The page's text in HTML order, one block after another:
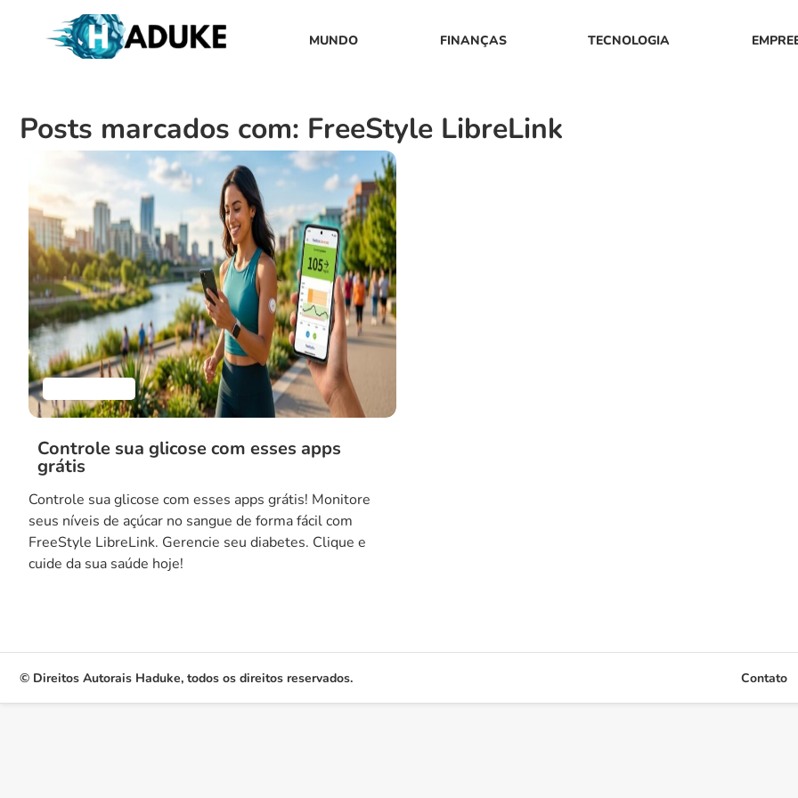
MUNDO FINANÇAS TECNOLOGIA
Posts marcados com: FreeStyle LibreLink
Controle sua glicose com esses apps
grátis
Controle sua glicose com esses apps grátis! Monitore
seus níveis de açúcar no sangue de forma fácil com
FreeStyle LibreLink. Gerencie seu diabetes. Clique e
cuide da sua saúde hoje!
© Direitos Autorais Haduke, todos os direitos reservados. Contato